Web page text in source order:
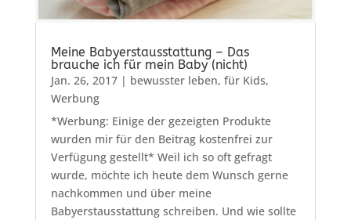
Meine Babyerstausstattung – Das
brauche ich für mein Baby (nicht)
Jan. 26, 2017| bewusster leben, für Kids,
Werbung
*Werbung: Einige der gezeigten Produkte
wurden mir für den Beitrag kostenfrei zur
Verfügung gestellt* Weil ich so oft gefragt
wurde, möchte ich heute dem Wunsch gerne
nachkommen und über meine
Babyerstausstattung schreiben. Und wie sollte